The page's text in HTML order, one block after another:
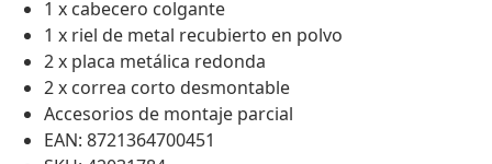
1 x cabecero colgante
1 x riel de metal recubierto en polvo
2 x placa metálica redonda
2 x correa corto desmontable
Accesorios de montaje parcial
EAN: 8721364700451